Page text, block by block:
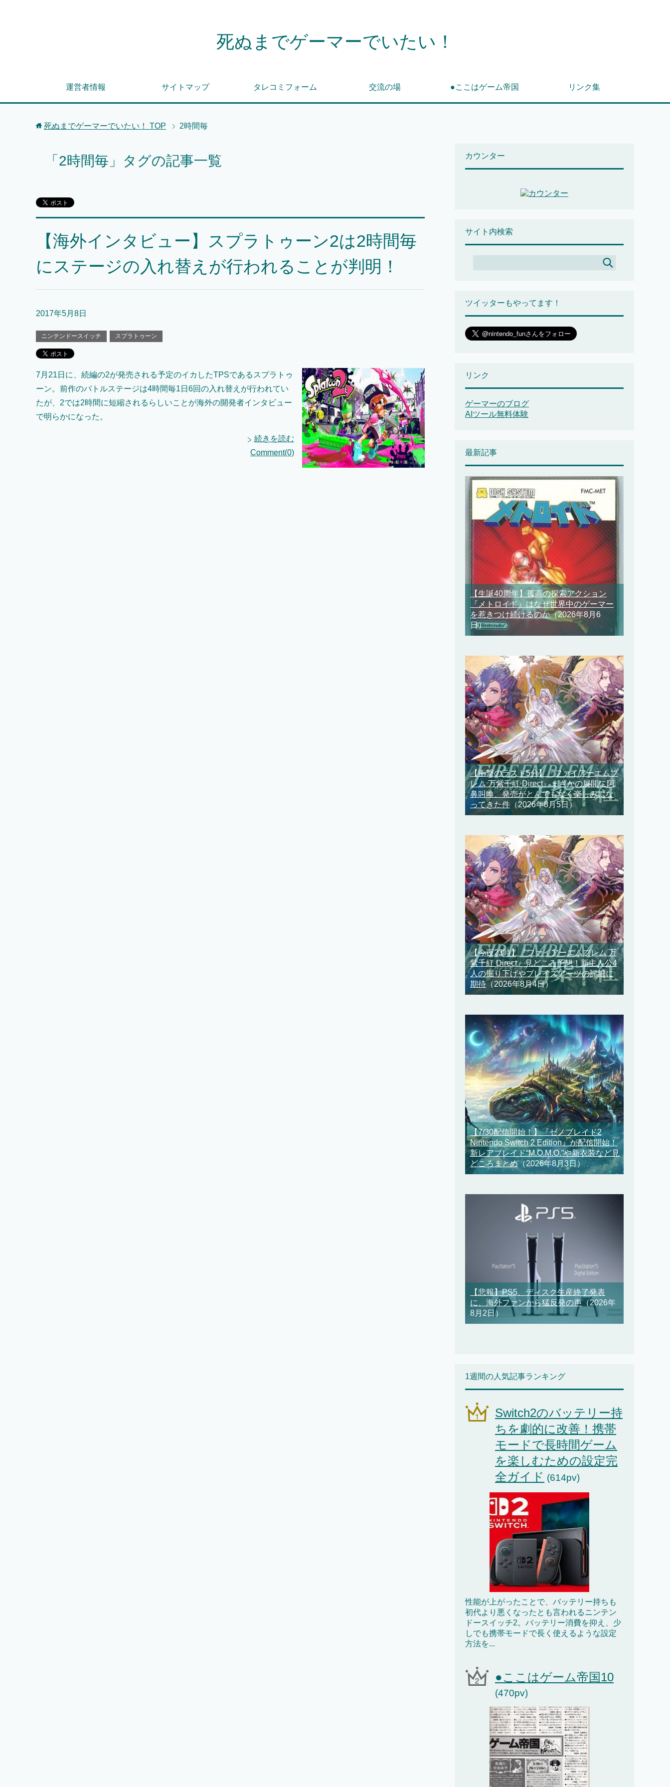
死ぬまでゲーマーでいたい！
運営者情報 サイトマップ タレコミフォーム 交流の場 ●ここはゲーム帝国 リンク集
死ぬまでゲーマーでいたい！ TOP 2時間毎
「2時間毎」タグの記事一覧
【海外インタビュー】スプラトゥーン2は2時間毎
にステージの入れ替えが行われることが判明！
2017年5月8日
ニンテンドースイッチ スプラトゥーン
7月21日に、続編の2が発売される予定のイカしたTPSであるスプラトゥ
ーン。前作のバトルステージは4時間毎1日6回の入れ替えが行われてい
たが、2では2時間に短縮されるらしいことが海外の開発者インタビュー
で明らかになった。
続きを読む
Comment(0)
カウンター
サイト内検索
ツイッターもやってます！
リンク
ゲーマーのブログ
AIツール無料体験
最新記事
【生誕40周年】孤高の探索アクション
『メトロイド』はなぜ世界中のゲーマー
を惹きつけ続けるのか（2026年8月6
日）
【衝撃のラスト5分】『ファイアーエムブ
レム 万紫千紅 Direct』まさかの展開に阿
鼻叫喚、発売がとんでもなく楽しみにな
ってきた件 （2026年8月5日）
【今夜23時】『ファイアーエムブレム 万
紫千紅 Direct』見どころ予想！新主人公4
人の掘り下げやブレイズアーツの詳細に
期待（2026年8月4日）
【7/30配信開始！】『ゼノブレイド2
Nintendo Switch 2 Edition』が配信開始！
新レアブレイド“M.O.M.O.”や新衣装など見
どころまとめ（2026年8月3日）
【悲報】PS5、ディスク生産終了発表
に、海外ファンから猛反発の声（2026年
8月2日）
1週間の人気記事ランキング
Switch2のバッテリー持
ちを劇的に改善！携帯
モードで長時間ゲーム
を楽しむための設定完
全ガイド (614pv)
性能が上がったことで、バッテリー持ちも
初代より悪くなったとも言われるニンテン
ドースイッチ2。バッテリー消費を抑え、少
しでも携帯モードで長く使えるような設定
方法を...
●ここはゲーム帝国10
(470pv)